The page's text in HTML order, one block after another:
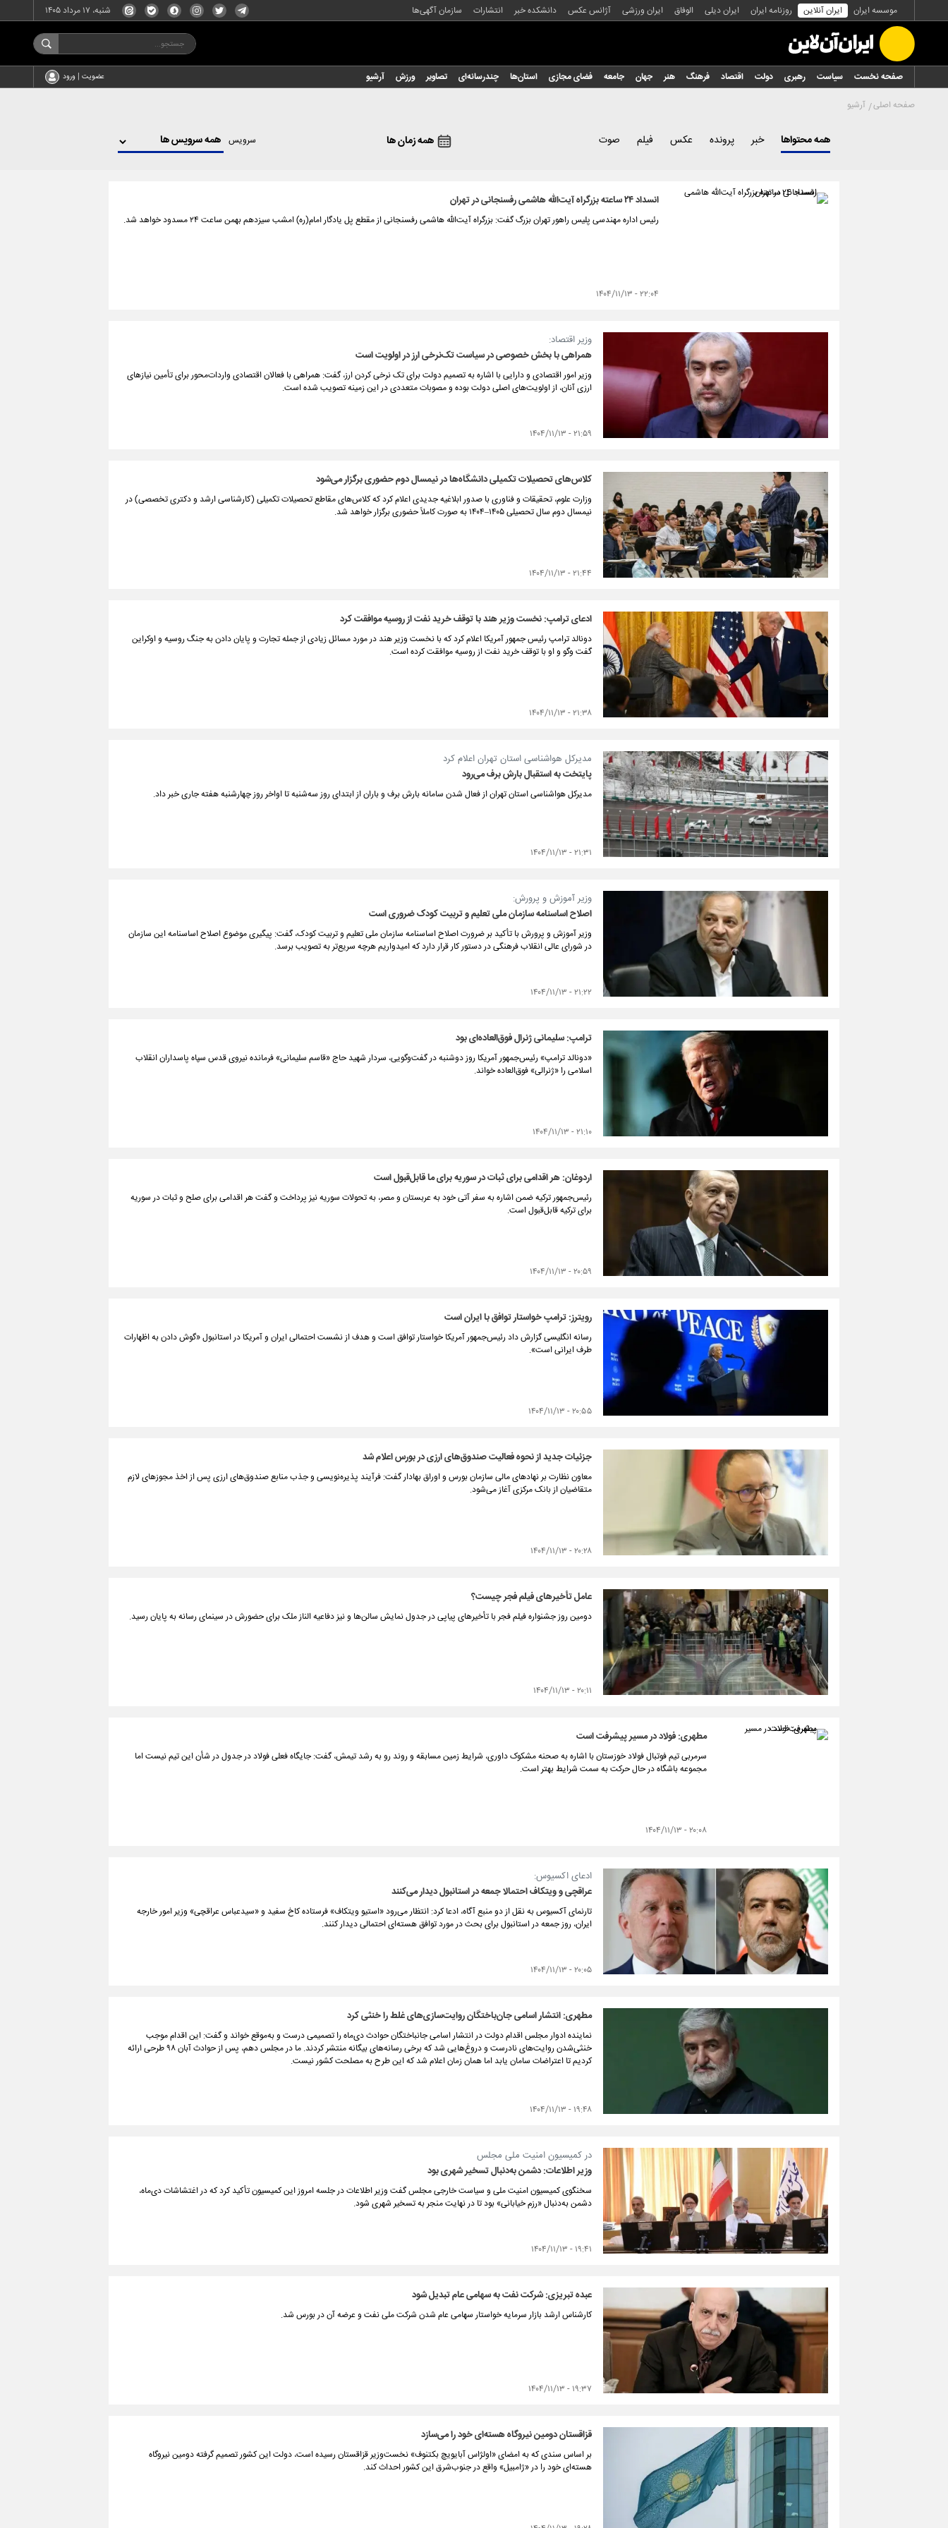
موسسه ایران ایران آنلاین روزنامه ایران ایران دیلی الوفاق ایران ورزشی آژانس عکس دانشکده خبر انتشارات سازمان آگهی‌ها شنبه، ۱۷ مرداد ۱۴۰۵
صفحه نخست سیاست رهبری دولت اقتصاد فرهنگ هنر جهان جامعه فضای مجازی استان‌ها چندرسانه‌ای تصاویر ورزش آرشیو عضویت | ورود
صفحه اصلی آرشیو
همه محتواها خبر پرونده عکس فیلم صوت همه زمان ها سرویس
انسداد ۲۴ ساعته بزرگراه آیت‌الله هاشمی رفسنجانی در تهران
رئیس اداره مهندسی پلیس راهور تهران بزرگ گفت: بزرگراه آیت‌الله هاشمی رفسنجانی از مقطع پل یادگار امام(ره) امشب سیزدهم بهمن ساعت ۲۴ مسدود خواهد شد.
۲۲:۰۴ - ۱۴۰۴/۱۱/۱۳
وزیر اقتصاد:
همراهی با بخش خصوصی در سیاست تک‌نرخی ارز در اولویت است
وزیر امور اقتصادی و دارایی با اشاره به تصمیم دولت برای تک نرخی کردن ارز، گفت: همراهی با فعالان اقتصادی واردات‌محور برای تأمین نیازهای
ارزی آنان، از اولویت‌های اصلی دولت بوده و مصوبات متعددی در این زمینه تصویب شده است.
۲۱:۵۹ - ۱۴۰۴/۱۱/۱۳
کلاس‌های تحصیلات تکمیلی دانشگاه‌ها در نیمسال دوم حضوری برگزار می‌شود
وزارت علوم، تحقیقات و فناوری با صدور ابلاغیه جدیدی اعلام کرد که کلاس‌های مقاطع تحصیلات تکمیلی (کارشناسی ارشد و دکتری تخصصی) در
نیمسال دوم سال تحصیلی ۱۴۰۵–۱۴۰۴ به‌ صورت کاملاً حضوری برگزار خواهد شد.
۲۱:۴۴ - ۱۴۰۴/۱۱/۱۳
ادعای ترامپ: نخست وزیر هند با توقف خرید نفت از روسیه موافقت کرد
دونالد ترامپ رئیس جمهور آمریکا اعلام کرد که با نخست وزیر هند در مورد مسائل زیادی از جمله تجارت و پایان دادن به جنگ روسیه و اوکراین
گفت وگو و او با توقف خرید نفت از روسیه موافقت کرده است.
۲۱:۳۸ - ۱۴۰۴/۱۱/۱۳
مدیرکل هواشناسی استان تهران اعلام کرد
پایتخت به استقبال بارش برف می‌رود
مدیرکل هواشناسی استان تهران از فعال شدن سامانه بارش برف و باران از ابتدای روز سه‌شنبه تا اواخر روز چهارشنبه هفته جاری خبر داد.
۲۱:۳۱ - ۱۴۰۴/۱۱/۱۳
وزیر آموزش و پرورش:
اصلاح اساسنامه سازمان ملی تعلیم و تربیت کودک ضروری است
وزیر آموزش و پرورش با تأکید بر ضرورت اصلاح اساسنامه سازمان ملی تعلیم و تربیت کودک، گفت: پیگیری موضوع اصلاح اساسنامه این سازمان
در شورای عالی انقلاب فرهنگی در دستور کار قرار دارد که امیدواریم هرچه سریع‌تر به تصویب برسد.
۲۱:۲۲ - ۱۴۰۴/۱۱/۱۳
ترامپ: سلیمانی ژنرال فوق‌العاده‌ای بود
«دونالد ترامپ» رئیس‌جمهور آمریکا روز دوشنبه در گفت‌وگویی، سردار شهید حاج «قاسم سلیمانی» فرمانده نیروی قدس سپاه پاسداران انقلاب
اسلامی را «ژنرالی» فوق‌العاده خواند.
۲۱:۱۰ - ۱۴۰۴/۱۱/۱۳
اردوغان: هر اقدامی برای ثبات در سوریه برای ما قابل‌قبول است
رئیس‌جمهور ترکیه ضمن اشاره به سفر آتی خود به عربستان و مصر، به تحولات سوریه نیز پرداخت و گفت هر اقدامی برای صلح و ثبات در سوریه
برای ترکیه قابل‌قبول است.
۲۰:۵۹ - ۱۴۰۴/۱۱/۱۳
رویترز: ترامپ خواستار توافق با ایران است
رسانه انگلیسی گزارش داد رئیس‌جمهور آمریکا خواستار توافق است و هدف از نشست احتمالی ایران و آمریکا در استانبول «گوش دادن به اظهارات
طرف ایرانی است».
۲۰:۵۵ - ۱۴۰۴/۱۱/۱۳
جزئیات جدید از نحوه فعالیت صندوق‌های ارزی در بورس اعلام شد
معاون نظارت بر نهادهای مالی سازمان بورس و اوراق بهادار گفت: فرآیند پذیره‌نویسی و جذب منابع صندوق‌های ارزی پس از اخذ مجوزهای لازم
متقاضیان از بانک مرکزی آغاز می‌شود.
۲۰:۲۸ - ۱۴۰۴/۱۱/۱۳
عامل تأخیرهای فیلم فجر چیست؟
دومین روز جشنواره فیلم فجر با تأخیرهای پیاپی در جدول نمایش سالن‌ها و نیز دفاعیه الناز ملک برای حضورش در سینمای رسانه به پایان رسید.
۲۰:۱۱ - ۱۴۰۴/۱۱/۱۳
مطهری: فولاد در مسیر پیشرفت است
سرمربی تیم فوتبال فولاد خوزستان با اشاره به صحنه مشکوک داوری، شرایط زمین مسابقه و روند رو به رشد تیمش، گفت: جایگاه فعلی فولاد در جدول در شأن این تیم نیست اما
مجموعه باشگاه در حال حرکت به سمت شرایط بهتر است.
۲۰:۰۸ - ۱۴۰۴/۱۱/۱۳
ادعای اکسیوس:
عراقچی و ویتکاف احتمالا جمعه در استانبول دیدار می‌کنند
تارنمای آکسیوس به نقل از دو منبع آگاه، ادعا کرد: انتظار می‌رود «استیو ویتکاف» فرستاده کاخ سفید و «سیدعباس عراقچی» وزیر امور خارجه
ایران، روز جمعه در استانبول برای بحث در مورد توافق هسته‌ای احتمالی دیدار کنند.
۲۰:۰۵ - ۱۴۰۴/۱۱/۱۳
مطهری: انتشار اسامی جان‌باختگان روایت‌سازی‌های غلط را خنثی کرد
نماینده ادوار مجلس اقدام دولت در انتشار اسامی جانباختگان حوادث دی‌ماه را تصمیمی درست و به‌موقع خواند و گفت: این اقدام موجب
خنثی‌شدن روایت‌های نادرست و دروغ‌هایی شد که برخی رسانه‌های بیگانه منتشر کردند. ما در مجلس دهم، پس از حوادث آبان ۹۸ طرحی ارائه
کردیم تا اعتراضات سامان یابد اما همان زمان اعلام شد که این طرح به مصلحت کشور نیست.
۱۹:۴۸ - ۱۴۰۴/۱۱/۱۳
در کمیسیون امنیت ملی مجلس
وزیر اطلاعات: دشمن به‌دنبال تسخیر شهری بود
سخنگوی کمیسیون امنیت ملی و سیاست خارجی مجلس گفت وزیر اطلاعات در جلسه امروز این کمیسیون تأکید کرد که در اغتشاشات دی‌ماه،
دشمن به‌دنبال «رزم خیابانی» بود تا در نهایت منجر به تسخیر شهری شود.
۱۹:۴۱ - ۱۴۰۴/۱۱/۱۳
عبده تبریزی: شرکت نفت به سهامی عام تبدیل شود
کارشناس ارشد بازار سرمایه خواستار سهامی عام شدن شرکت ملی نفت و عرضه آن در بورس شد.
۱۹:۳۷ - ۱۴۰۴/۱۱/۱۳
قزاقستان دومین نیروگاه هسته‌ای خود را می‌سازد
بر اساس سندی که به امضای «اولژاس آبایویچ بکتنوف» نخست‌وزیر قزاقستان رسیده است، دولت این کشور تصمیم گرفته دومین نیروگاه
هسته‌ای خود را در «ژامبیل» واقع در جنوب‌شرق این کشور احداث کند.